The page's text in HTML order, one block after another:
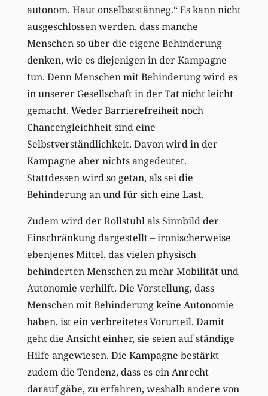
autonom. Haut onselbststänneg.“ Es kann nicht
ausgeschlossen werden, dass manche
Menschen so über die eigene Behinderung
denken, wie es diejenigen in der Kampagne
tun. Denn Menschen mit Behinderung wird es
in unserer Gesellschaft in der Tat nicht leicht
gemacht. Weder Barrierefreiheit noch
Chancengleichheit sind eine
Selbstverständlichkeit. Davon wird in der
Kampagne aber nichts angedeutet.
Stattdessen wird so getan, als sei die
Behinderung an und für sich eine Last.
Zudem wird der Rollstuhl als Sinnbild der
Einschränkung dargestellt – ironischerweise
ebenjenes Mittel, das vielen physisch
behinderten Menschen zu mehr Mobilität und
Autonomie verhilft. Die Vorstellung, dass
Menschen mit Behinderung keine Autonomie
haben, ist ein verbreitetes Vorurteil. Damit
geht die Ansicht einher, sie seien auf ständige
Hilfe angewiesen. Die Kampagne bestärkt
zudem die Tendenz, dass es ein Anrecht
darauf gäbe, zu erfahren, weshalb andere von